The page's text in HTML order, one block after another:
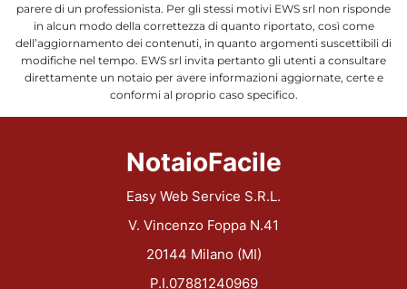
parere di un professionista. Per gli stessi motivi EWS srl non risponde
in alcun modo della correttezza di quanto riportato, così come
dell’aggiornamento dei contenuti, in quanto argomenti suscettibili di
modifiche nel tempo. EWS srl invita pertanto gli utenti a consultare
direttamente un notaio per avere informazioni aggiornate, certe e
conformi al proprio caso specifico.
NotaioFacile
Easy Web Service S.R.L.
V. Vincenzo Foppa N.41
20144 Milano (MI)
P.I.07881240969